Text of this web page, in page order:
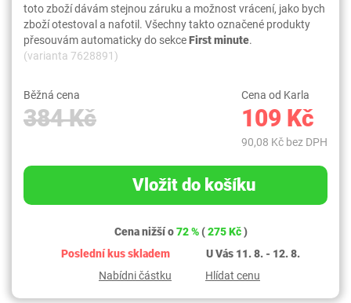
toto zboží dávám stejnou záruku a možnost vrácení, jako bych
zboží otestoval a nafotil. Všechny takto označené produkty
přesouvám automaticky do sekceFirst minute.
(varianta 7628891)
Běžná cena
384 Kč
Cena od Karla
109 Kč
90,08 Kč bez DPH
Vložit do košíku
Cena nižší o72 %(275 Kč)
Poslední kus skladem
U Vás 11. 8. - 12. 8.
Nabídni částku
Hlídat cenu